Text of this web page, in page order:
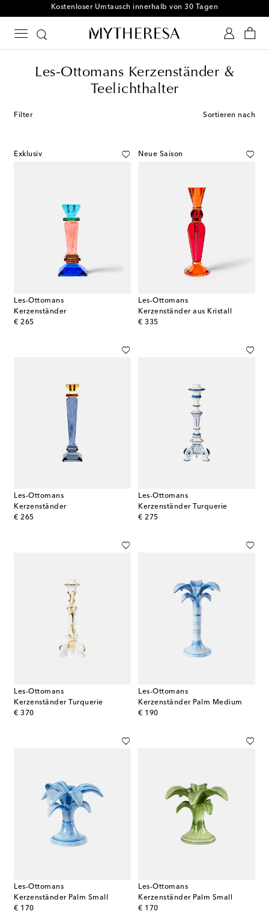
Kostenloser Umtausch innerhalb von 30 Tagen
Les-Ottomans Kerzenständer &
Teelichthalter
Filter Sortieren nach
Exklusiv
Les-Ottomans
Kerzenständer
€ 265
original price
Neue Saison
Les-Ottomans
Kerzenständer aus Kristall
€ 335
original price
Les-Ottomans
Kerzenständer
€ 265
original price
Les-Ottomans
Kerzenständer Turquerie
€ 275
original price
Les-Ottomans
Kerzenständer Turquerie
€ 370
original price
Les-Ottomans
Kerzenständer Palm Medium
€ 190
original price
Les-Ottomans
Kerzenständer Palm Small
€ 170
original price
Les-Ottomans
Kerzenständer Palm Small
€ 170
original price